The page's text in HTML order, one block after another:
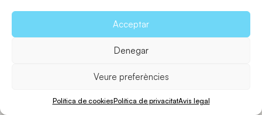
Acceptar
Denegar
Veure preferències
Política de cookiesPolítica de privacitatAvís legal